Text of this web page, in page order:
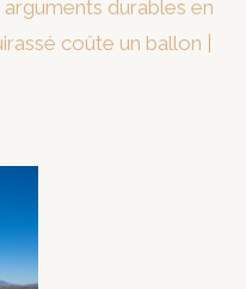
durables en
coûte un ballon |